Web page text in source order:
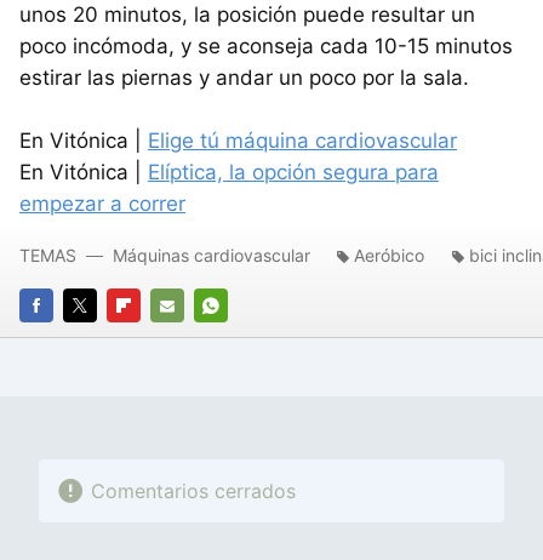
unos 20 minutos, la posición puede resultar un
poco incómoda, y se aconseja cada 10-15 minutos
estirar las piernas y andar un poco por la sala.
En Vitónica | Elige tú máquina cardiovascular
En Vitónica | Elíptica, la opción segura para
empezar a correr
FACEBOOK
TWITTERFLIPBOARD
E-
WHATSAPP
TEMAS Máquinas cardiovascular Aeróbico bici
Comentarios cerrados